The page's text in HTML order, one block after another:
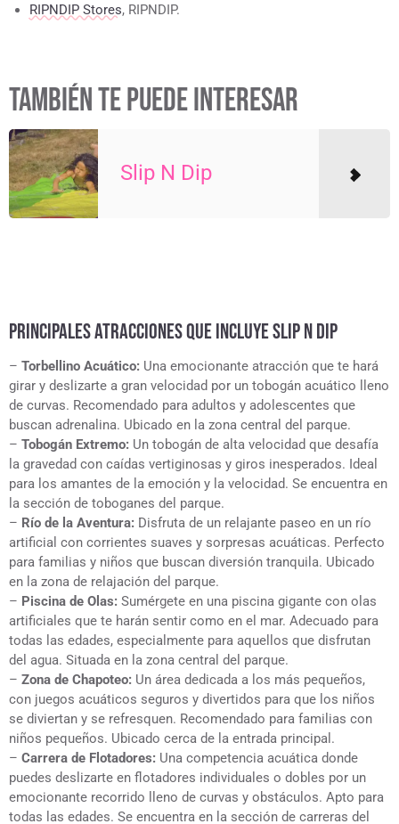
RIPNDIP Stores, RIPNDIP.
TAMBIÉN TE PUEDE INTERESAR
Slip N Dip
PRINCIPALES ATRACCIONES QUE INCLUYE SLIP N DIP
– Torbellino Acuático: Una emocionante atracción que te hará
girar y deslizarte a gran velocidad por un tobogán acuático lleno
de curvas. Recomendado para adultos y adolescentes que
buscan adrenalina. Ubicado en la zona central del parque.
– Tobogán Extremo: Un tobogán de alta velocidad que desafía
la gravedad con caídas vertiginosas y giros inesperados. Ideal
para los amantes de la emoción y la velocidad. Se encuentra en
la sección de toboganes del parque.
– Río de la Aventura: Disfruta de un relajante paseo en un río
artificial con corrientes suaves y sorpresas acuáticas. Perfecto
para familias y niños que buscan diversión tranquila. Ubicado
en la zona de relajación del parque.
– Piscina de Olas: Sumérgete en una piscina gigante con olas
artificiales que te harán sentir como en el mar. Adecuado para
todas las edades, especialmente para aquellos que disfrutan
del agua. Situada en la zona central del parque.
– Zona de Chapoteo: Un área dedicada a los más pequeños,
con juegos acuáticos seguros y divertidos para que los niños
se diviertan y se refresquen. Recomendado para familias con
niños pequeños. Ubicado cerca de la entrada principal.
– Carrera de Flotadores: Una competencia acuática donde
puedes deslizarte en flotadores individuales o dobles por un
emocionante recorrido lleno de curvas y obstáculos. Apto para
todas las edades. Se encuentra en la sección de carreras del